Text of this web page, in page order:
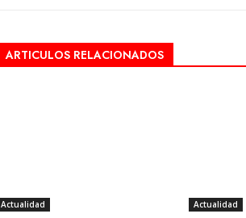
ARTICULOS RELACIONADOS
Actualidad Actualidad